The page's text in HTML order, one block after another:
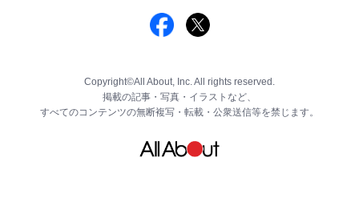
Copyright©All About, Inc. All rights reserved.
掲載の記事・写真・イラストなど、
すべてのコンテンツの無断複写・転載・公衆送信等を禁じます。